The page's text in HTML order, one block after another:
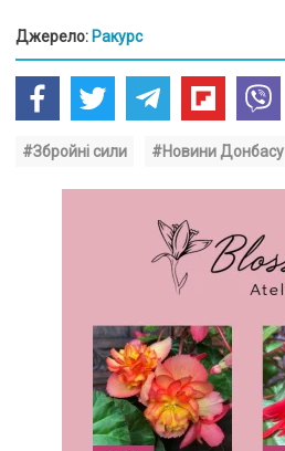
Джерело: Ракурс
#Збройні сили #Новини Донбасу